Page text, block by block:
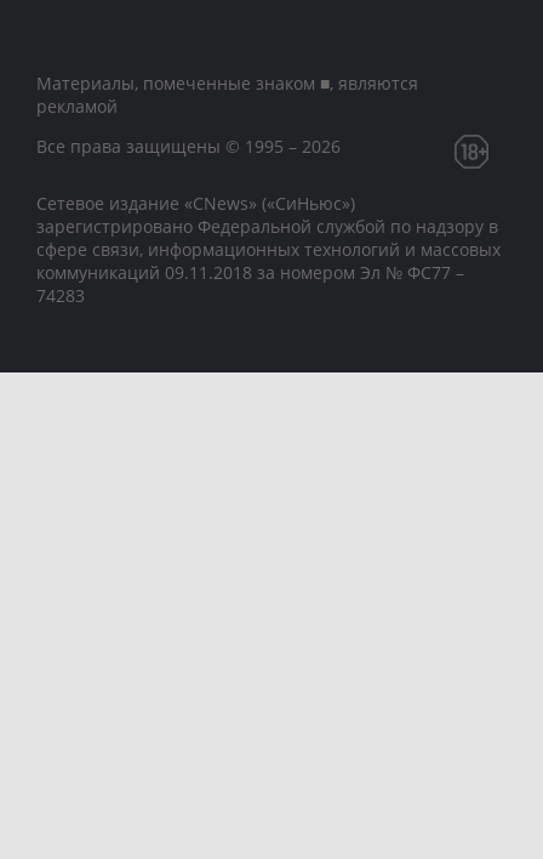
Материалы, помеченные знаком ■, являются
рекламой
Все права защищены © 1995 – 2026
Сетевое издание «CNews» («СиНьюс»)
зарегистрировано Федеральной службой по надзору в
сфере связи, информационных технологий и массовых
коммуникаций 09.11.2018 за номером Эл № ФС77 –
74283